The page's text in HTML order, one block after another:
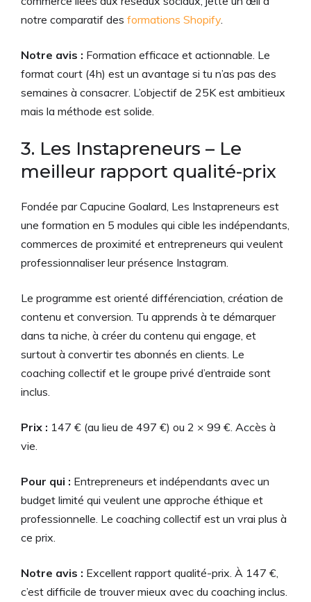
notre comparatif des formations Shopify.
Notre avis : Formation efficace et actionnable. Le
format court (4h) est un avantage si tu n’as pas des
semaines à consacrer. L’objectif de 25K est ambitieux
mais la méthode est solide.
3. Les Instapreneurs – Le
meilleur rapport qualité-prix
Fondée par Capucine Goalard, Les Instapreneurs est
une formation en 5 modules qui cible les indépendants,
commerces de proximité et entrepreneurs qui veulent
professionnaliser leur présence Instagram.
Le programme est orienté différenciation, création de
contenu et conversion. Tu apprends à te démarquer
dans ta niche, à créer du contenu qui engage, et
surtout à convertir tes abonnés en clients. Le
coaching collectif et le groupe privé d’entraide sont
inclus.
Prix : 147 € (au lieu de 497 €) ou 2 × 99 €. Accès à
vie.
Pour qui : Entrepreneurs et indépendants avec un
budget limité qui veulent une approche éthique et
professionnelle. Le coaching collectif est un vrai plus à
ce prix.
Notre avis : Excellent rapport qualité-prix. À 147 €,
c’est difficile de trouver mieux avec du coaching inclus.